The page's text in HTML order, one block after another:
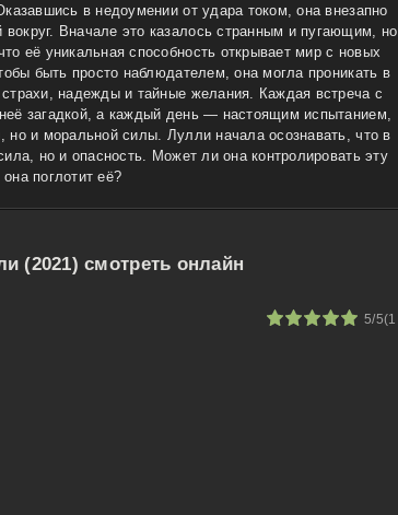
в недоумении от удара током, она внезапно
Вначале это казалось странным и пугающим, но
её уникальная способность открывает мир с новых
быть просто наблюдателем, она могла проникать в
надежды и тайные желания. Каждая встреча с
загадкой, а каждый день — настоящим испытанием,
но и моральной силы. Лулли начала осознавать, что в
но и опасность. Может ли она контролировать эту
поглотит её?
(2021) смотреть онлайн
5/5(1